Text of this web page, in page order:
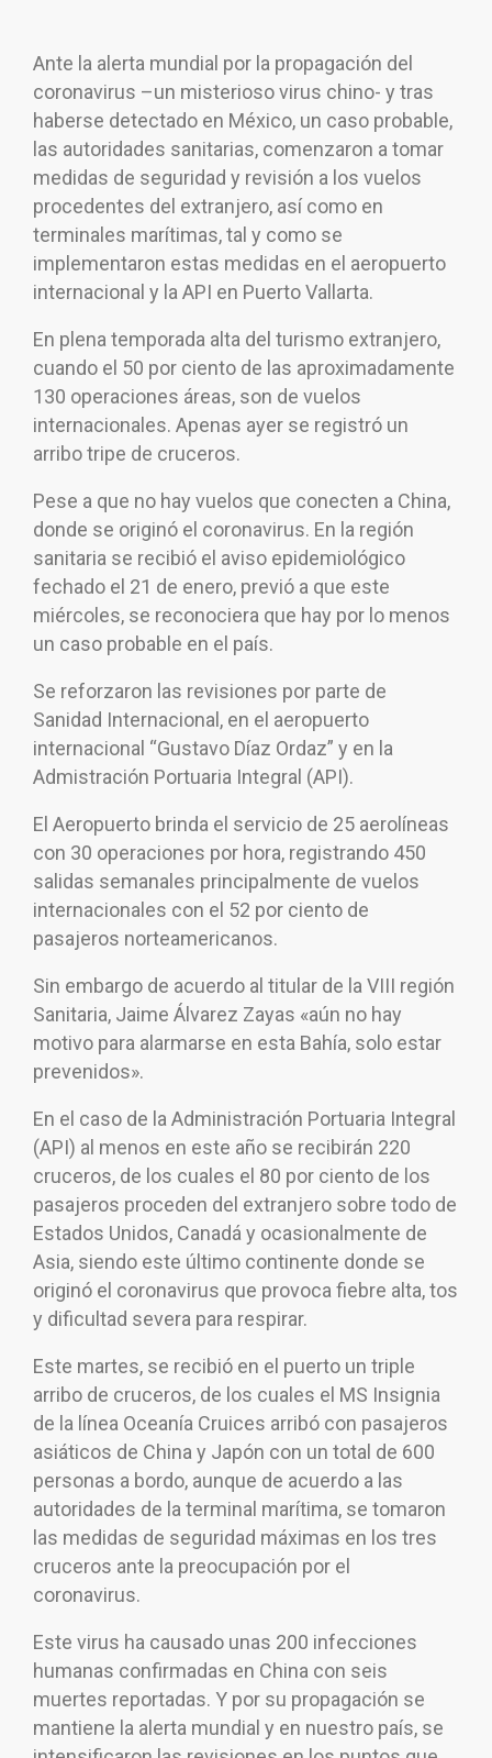
Ante la alerta mundial por la propagación del
coronavirus –un misterioso virus chino- y tras
haberse detectado en México, un caso probable,
las autoridades sanitarias, comenzaron a tomar
medidas de seguridad y revisión a los vuelos
procedentes del extranjero, así como en
terminales marítimas, tal y como se
implementaron estas medidas en el aeropuerto
internacional y la API en Puerto Vallarta.
En plena temporada alta del turismo extranjero,
cuando el 50 por ciento de las aproximadamente
130 operaciones áreas, son de vuelos
internacionales. Apenas ayer se registró un
arribo tripe de cruceros.
Pese a que no hay vuelos que conecten a China,
donde se originó el coronavirus. En la región
sanitaria se recibió el aviso epidemiológico
fechado el 21 de enero, previó a que este
miércoles, se reconociera que hay por lo menos
un caso probable en el país.
Se reforzaron las revisiones por parte de
Sanidad Internacional, en el aeropuerto
internacional “Gustavo Díaz Ordaz” y en la
Admistración Portuaria Integral (API).
El Aeropuerto brinda el servicio de 25 aerolíneas
con 30 operaciones por hora, registrando 450
salidas semanales principalmente de vuelos
internacionales con el 52 por ciento de
pasajeros norteamericanos.
Sin embargo de acuerdo al titular de la VIII región
Sanitaria, Jaime Álvarez Zayas «aún no hay
motivo para alarmarse en esta Bahía, solo estar
prevenidos».
En el caso de la Administración Portuaria Integral
(API) al menos en este año se recibirán 220
cruceros, de los cuales el 80 por ciento de los
pasajeros proceden del extranjero sobre todo de
Estados Unidos, Canadá y ocasionalmente de
Asia, siendo este último continente donde se
originó el coronavirus que provoca fiebre alta, tos
y dificultad severa para respirar.
Este martes, se recibió en el puerto un triple
arribo de cruceros, de los cuales el MS Insignia
de la línea Oceanía Cruices arribó con pasajeros
asiáticos de China y Japón con un total de 600
personas a bordo, aunque de acuerdo a las
autoridades de la terminal marítima, se tomaron
las medidas de seguridad máximas en los tres
cruceros ante la preocupación por el
coronavirus.
Este virus ha causado unas 200 infecciones
humanas confirmadas en China con seis
muertes reportadas. Y por su propagación se
mantiene la alerta mundial y en nuestro país, se